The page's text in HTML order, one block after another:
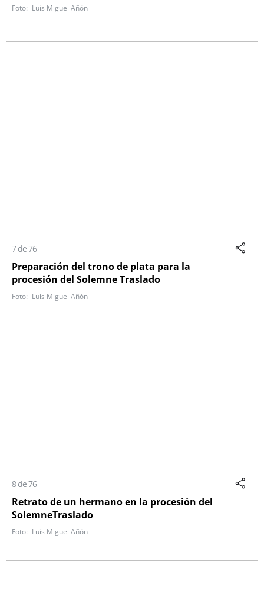
Luis Miguel Añón
7 de 76
Preparación del trono de plata para la
procesión del Solemne Traslado
Luis Miguel Añón
8 de 76
Retrato de un hermano en la procesión del
SolemneTraslado
Luis Miguel Añón